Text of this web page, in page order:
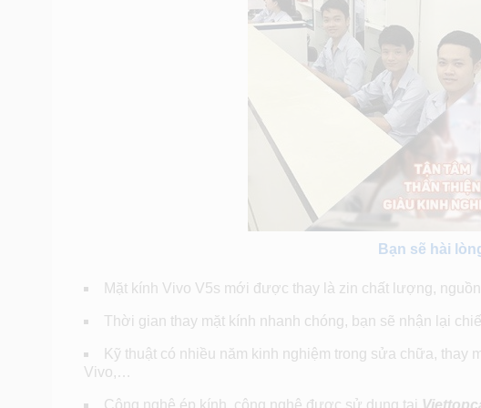
Bạn sẽ hài
Mặt kính Vivo V5s mới được thay là zin chất lượng,
Thời gian thay mặt kính nhanh chóng, bạn sẽ nhận lại
Kỹ thuật có nhiều năm kinh nghiệm trong sửa chữa, thay
Vivo,…
Công nghệ ép kính, công nghệ được sử dụng tại